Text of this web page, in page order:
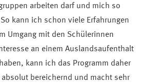
arbeiten darf und mich so
kann ich schon viele Erfahrungen
Umgang mit den Schülerinnen
an einem Auslandsaufenthalt
kann ich das Programm daher
bereichernd und macht sehr